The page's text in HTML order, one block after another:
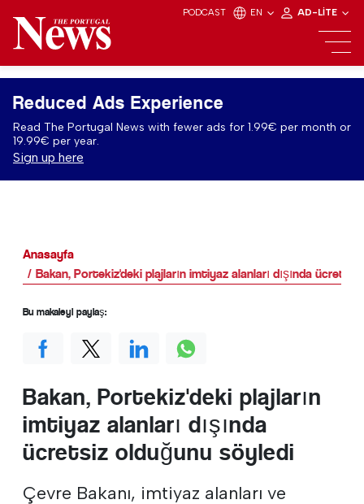
PODCAST EN AD-LITE
Reduced Ads Experience
Read The Portugal News with fewer ads for 1.99€ per month or
19.99€ per year.
Sign up here
Anasayfa
Bakan, Portekiz'deki plajların imtiyaz alanları dışında
Bakan, Portekiz'deki plajların
imtiyaz alanları dışında
ücretsiz olduğunu söyledi
Çevre Bakanı, imtiyaz alanları ve
Bu makaleyi paylaş: